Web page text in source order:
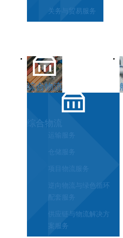
关务与贸易服务
综合物流
综合物流
运输服务
仓储服务
项目物流服务
逆向物流与绿色循环
配套服务
供应链与物流解决方
案服务